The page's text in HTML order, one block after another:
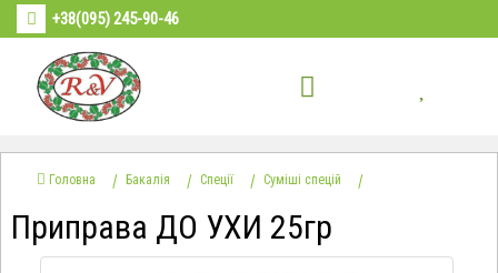
+38(095) 245-90-46
Головна Бакалія Спеції Суміші спецій
Приправа ДО УХИ 25гр